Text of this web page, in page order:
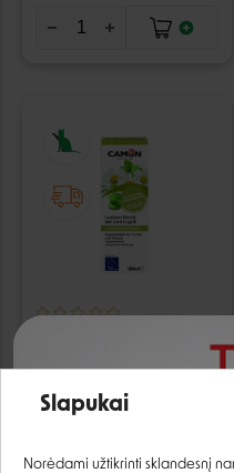
6,99 €
Slapukai
Norėdami užtikrinti sklandesnį